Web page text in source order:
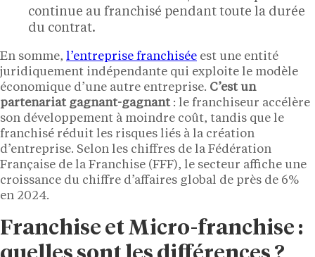
continue au franchisé pendant toute la durée
du contrat.
En somme, l’entreprise franchisée est une entité
juridiquement indépendante qui exploite le modèle
économique d’une autre entreprise. C’est un
partenariat gagnant-gagnant: le franchiseur accélère
son développement à moindre coût, tandis que le
franchisé réduit les risques liés à la création
d’entreprise. Selon les chiffres de la Fédération
Française de la Franchise (FFF), le secteur affiche une
croissance du chiffre d’affaires global de près de 6%
en 2024.
Franchise et Micro-franchise :